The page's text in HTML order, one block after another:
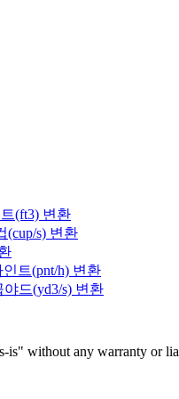
(ft3) 변환
s) 변환
트(pnt/h) 변환
드(yd3/s) 변환
is" without any warranty or